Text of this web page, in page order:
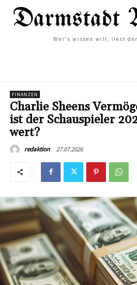
Wer's wissen will, liest
FINANZEN
Charlie Sheens
ist der Schauspieler
wert?
redaktion 27.07.2026